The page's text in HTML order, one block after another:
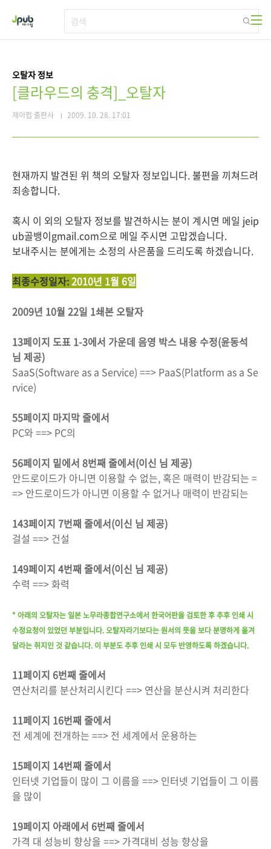
오탈자 정보
[클라우드의 충격]_오탈자
제이펍 출판사 2009. 10. 28. 17:01
현재까지 발견된 위 책의 오탈자 정보입니다. 불편을 끼쳐드려
죄송합니다.
혹시 이 외의 오탈자 정보를 발견하시는 분이 계시면 메일 jeip
ub골뱅이gmail.com으로 메일 주시면 고맙겠습니다.
보내주시는 분에게는 소정의 사은품을 드리도록 하겠습니다.
최종수정일자:2010년 1월 6일
2009년 10월 22일 1쇄본 오탈자
13페이지 도표 1-3에서 가운데 음영 박스 내용 수정(윤동석
님 제공)
SaaS(Software as a Service) ==> PaaS(Platform as a Se
rvice)
55페이지 마지막 줄에서
PC와 ==> PC의
56페이지 밑에서 8번째 줄에서(이신 님 제공)
안드로이드가 아니면 이용할 수 없는, 혹은 매력이 반감되는 =
=> 안드로이드가 아니면 이용할 수 없거나 매력이 반감되는
143페이지 7번째 줄에서(이신 님 제공)
걸설 ==> 건설
149페이지 4번째 줄에서(이신 님 제공)
수력 ==> 화력
* 아래의 오탈자는 일본 노무라종합연구소에서 한국어판을 검토한 후 추후 인쇄 시
수정요청이 있었던 부분입니다. 오탈자라기보다는 원서의 뜻을 보다 분명하게 옮겨
달라는 취지인 것 같습니다. 이 부분도 추후 인쇄 시 모두 반영하도록 하겠습니다.
11페이지 6번째 줄에서
연산처리를 분산처리시킨다 ==> 연산을 분산시켜 처리한다
11페이지 16번째 줄에서
전 세계에 전개하는 ==> 전 세계에서 운용하는
15페이지 14번째 줄에서
인터넷 기업들이 많이 그 이름을 ==> 인터넷 기업들이 그 이름
을 많이
19페이지 아래에서 6번째 줄에서
가격 대 성능비 향상을 ==> 가격대비 성능 향상을